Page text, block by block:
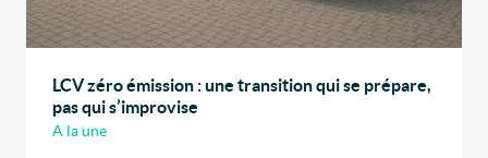
LCV zéro émission : une transition qui se prépare,
pas qui s’improvise
A la une